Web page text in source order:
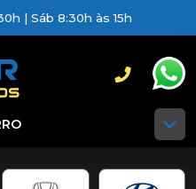
| Sáb 8:30h às 15h